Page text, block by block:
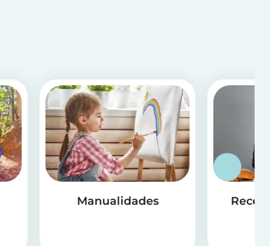
Manualidades